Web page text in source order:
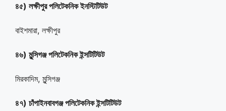
৪৫) লক্ষীপুর পলিটেকনিক ইনস্টিটিউট
বাইশমারা, লক্ষীপুর
৪৬) মুন্সিগঞ্জ পলিটেকনিক ইন্সটিটিউট
মিরকাদিম, মুন্সিগঞ্জ
৪৭) চাঁপাইনবাবগঞ্জ পলিটেকনিক ইন্সটিটিউট